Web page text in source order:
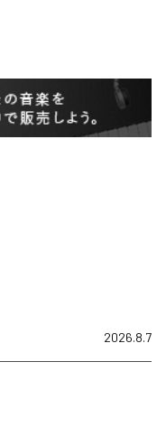
2026.8.7